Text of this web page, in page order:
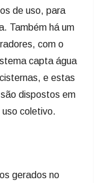
de uso, para
Também há um
com o
capta água
e estas
dispostos em
coletivo.
gerados no